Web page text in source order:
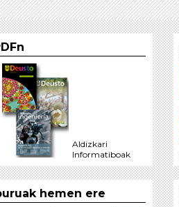
Aldizkari
Informatiboak
hemen ere